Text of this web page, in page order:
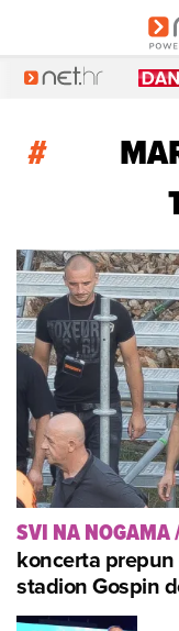
#
SVI NA NOGAMA
koncerta
stadion Gospin